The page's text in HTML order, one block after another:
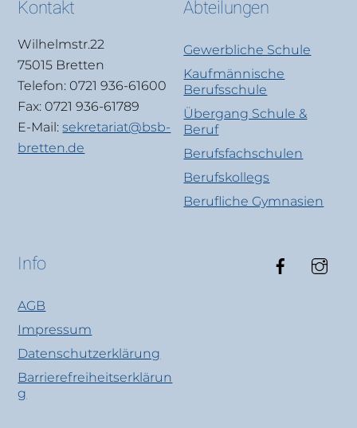
Kontakt
Wilhelmstr.22
75015 Bretten
Telefon: 0721 936-61600
Fax: 0721 936-61789
E-Mail: sekretariat@bsb-
bretten.de
Abteilungen
Gewerbliche Schule
Kaufmännische
Berufsschule
Übergang Schule &
Beruf
Berufsfachschulen
Berufskollegs
Berufliche Gymnasien
Info
AGB
Impressum
Datenschutzerklärung
Barrierefreiheitserklärun
g
Facebook